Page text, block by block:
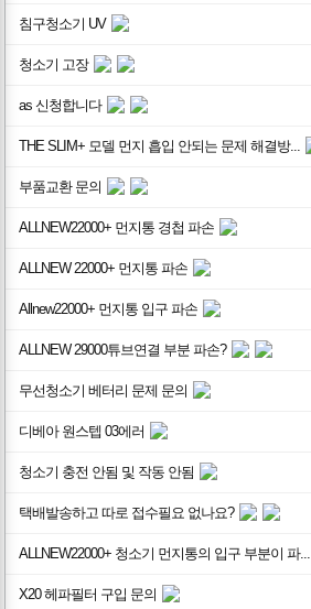
침구청소기 UV
청소기 고장
as 신청합니다
THE SLIM+ 모델 먼지 흡입 안되는 문제 해결방...
부품교환 문의
ALLNEW22000+ 먼지통 경첩 파손
ALLNEW 22000+ 먼지통 파손
Allnew22000+ 먼지통 입구 파손
ALLNEW 29000튜브연결 부분 파손?
무선청소기 베터리 문제 문의
디베아 원스텝 03에러
청소기 충전 안됨 및 작동 안됨
택배발송하고 따로 접수필요 없나요?
ALLNEW22000+ 청소기 먼지통의 입구 부분이 파...
X20 헤파필터 구입 문의